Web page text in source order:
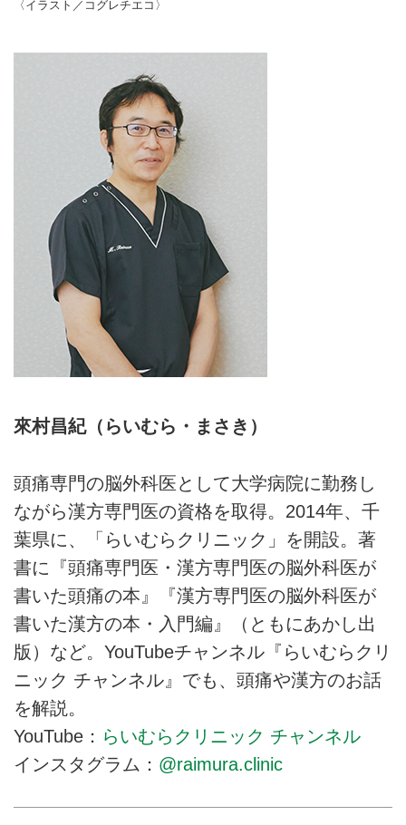
〈イラスト／コグレチエコ〉
來村昌紀（らいむら・まさき）
頭痛専門の脳外科医として大学病院に勤務し
ながら漢方専門医の資格を取得。2014年、千
葉県に、「らいむらクリニック」を開設。著
書に『頭痛専門医・漢方専門医の脳外科医が
書いた頭痛の本』『漢方専門医の脳外科医が
書いた漢方の本・入門編』（ともにあかし出
版）など。YouTubeチャンネル『らいむらクリ
ニック チャンネル』でも、頭痛や漢方のお話
を解説。
YouTube： らいむらクリニック チャンネル
インスタグラム： @raimura.clinic